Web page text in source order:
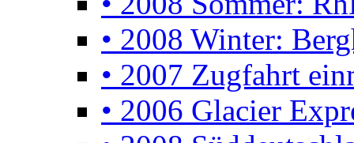
• 2008 Winter:
• 2007 Zugfahrt
• 2006 Glacier